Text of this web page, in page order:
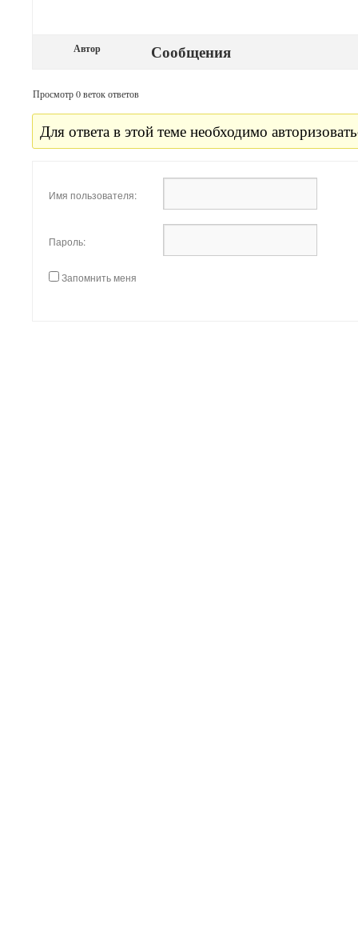
Автор Сообщения
Просмотр 0 веток ответов
Для ответа в этой теме необходимо
Имя пользователя:
Пароль:
Запомнить меня